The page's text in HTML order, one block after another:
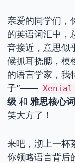
亲爱的同学们，
的英语词汇中，
音接近，意思似
候抓耳挠腮，模
的语言学家，我
子”—— Xenial
级 和 雅思核心
笑大方了！
来吧，沏上一杯
你领略语言背后